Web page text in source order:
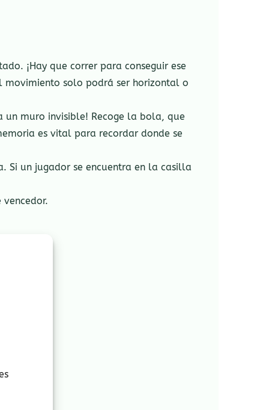
¡Hay que correr para conseguir ese
movimiento solo podrá ser horizontal o
un muro invisible! Recoge la bola, que
es vital para recordar donde se
Si un jugador se encuentra en la casilla